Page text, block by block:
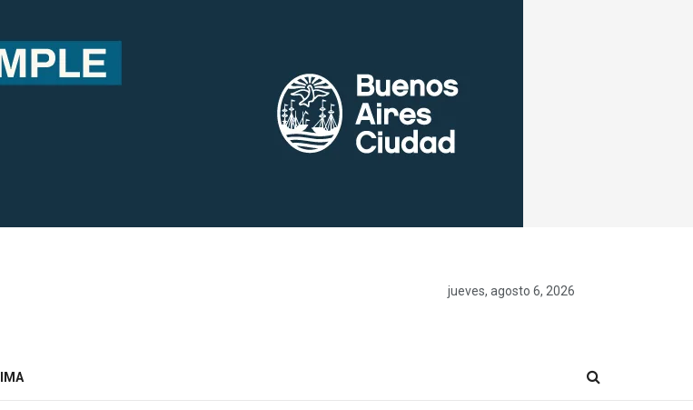
jueves, agosto 6, 2026